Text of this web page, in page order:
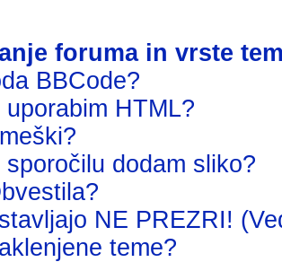
foruma in vrste
BBCode?
HTML?
dodam sliko?
NE PREZRI!
teme?